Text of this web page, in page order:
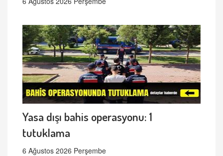
Yasa dışı bahis operasyonu: 1
tutuklama
6 Ağustos 2026 Perşembe